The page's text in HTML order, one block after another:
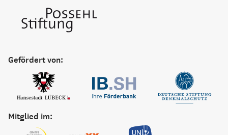
Gefördert von:
Mitglied im: